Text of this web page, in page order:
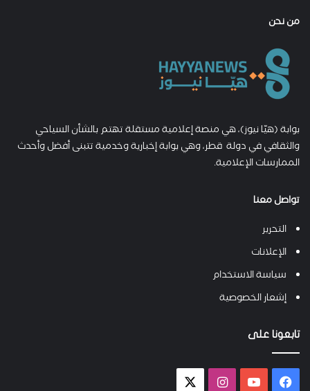
من نحن
بوابة (هيّا نيوز)، هي منصة إعلامية مستقلة تهتم بالشأن السياحي
والثقافي في دولة قطر، وهي بوابة إخبارية وخدمية تتبنى أفضل وأحدث
الممارسات الإعلامية.
تواصل معنا
التحرير
الإعلانات
سياسة الاستخدام
إشعار الخصوصية
تابعونا على
فيسبوك يوتيوب انستقرام